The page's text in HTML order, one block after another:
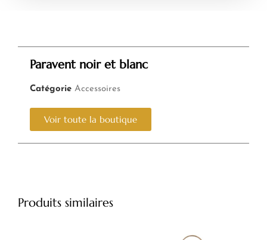
Paravent noir et blanc
Catégorie Accessoires
Voir toute la boutique
Produits similaires